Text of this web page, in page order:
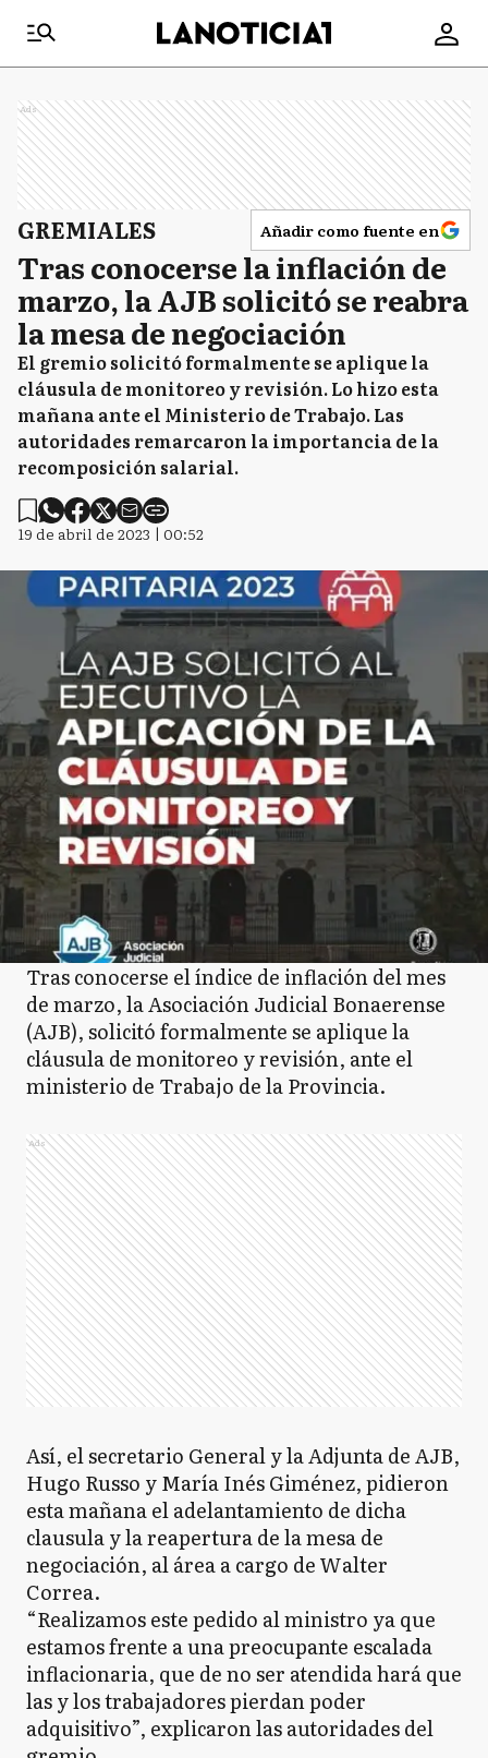
Ads
GREMIALES Añadir como fuente en
Tras conocerse la inflación de
marzo, la AJB solicitó se reabra
la mesa de negociación
El gremio solicitó formalmente se aplique la
cláusula de monitoreo y revisión. Lo hizo esta
mañana ante el Ministerio de Trabajo. Las
autoridades remarcaron la importancia de la
recomposición salarial.
19 de abril de 2023 | 00:52
Tras conocerse el índice de inflación del mes
de marzo, la Asociación Judicial Bonaerense
(AJB), solicitó formalmente se aplique la
cláusula de monitoreo y revisión, ante el
ministerio de Trabajo de la Provincia.
Ads
Así, el secretario General y la Adjunta de AJB,
Hugo Russo y María Inés Giménez, pidieron
esta mañana el adelantamiento de dicha
clausula y la reapertura de la mesa de
negociación, al área a cargo de Walter
Correa.
“Realizamos este pedido al ministro ya que
estamos frente a una preocupante escalada
inflacionaria, que de no ser atendida hará que
las y los trabajadores pierdan poder
adquisitivo”, explicaron las autoridades del